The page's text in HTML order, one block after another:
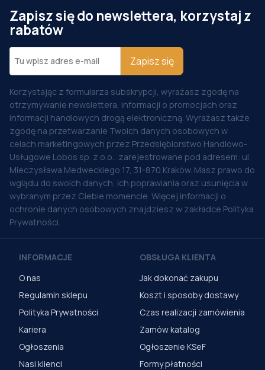
Zapisz się do newslettera, korzystaj z
rabatów
Zapisz się
Korzystając z formularza subskrypcji, wyrażasz zgodę na
otrzymywanie newslettera, informacji o promocjach oraz
informacji handlowych drogą elektroniczną. Wyrażasz także
zgodę na przetwarzanie Twoich danych osobowych w
celach marketingowych przez Przedsiębiorstwo Handlowo-
Usługowe Lobos sp. z o.o., zarejestrowane pod adresem: ul.
Mieczysława Medweckiego 17, 31-870 Kraków. Masz prawo do
wglądu do swoich danych, ich poprawiania oraz usunięcia w
wybranym przez Ciebie momencie. Więcej informacji o
ochronie danych osobowych znajdziesz w zakładce Polityka
Prywatności.
INFORMACJE
O nas
Regulamin sklepu
Polityka Prywatności
Kariera
Ogłoszenia
Nasi klienci
OBSŁUGA KLIENTA
Jak dokonać zakupu
Koszt i sposoby dostawy
Czas realizacji zamówienia
Zamów katalog
Ogłoszenie KSeF
Formy płatności